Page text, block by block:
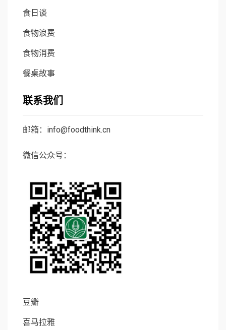
食日谈
食物浪费
食物消费
餐桌故事
联系我们
邮箱：info@foodthink.cn
微信公众号：
豆瓣
喜马拉雅